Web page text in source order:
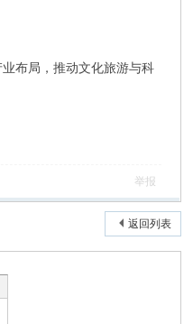
布局，推动文化旅游与科
举报
返回列表